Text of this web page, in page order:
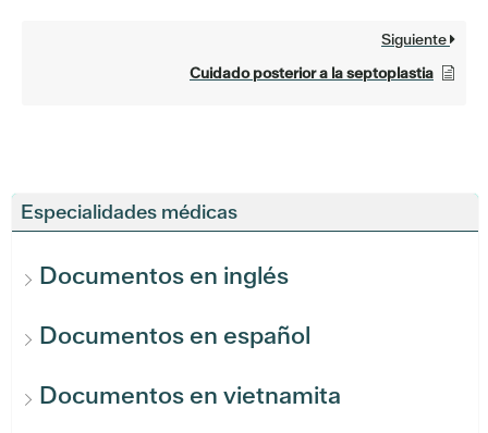
Especialidades médicas
Documentos en inglés
Documentos en español
Documentos en vietnamita
Siguiente
Cuidado posterior a la septoplastia